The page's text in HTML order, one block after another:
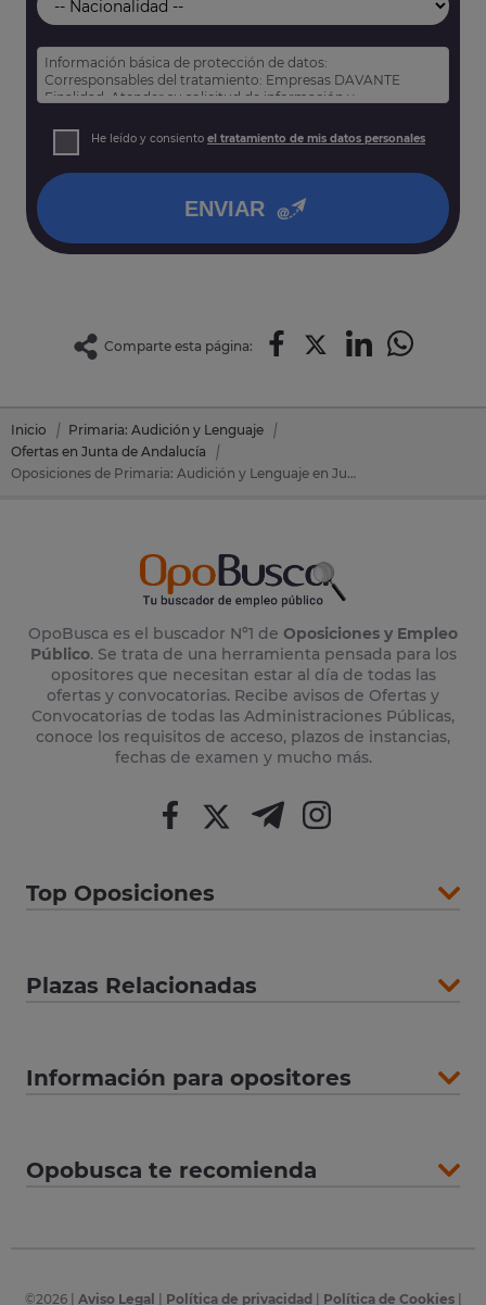
Información básica de protección de datos:
Corresponsables del tratamiento: Empresas DAVANTE
Finalidad: Atender su solicitud de información y
Derechos: Puede acceder, rectificar y suprimir sus datos,
así como otros derechos tal y como se explica en nuestra
He leído y consiento el tratamiento de mis datos personales
ENVIAR
Comparte esta página:
Inicio
Primaria: Audición y Lenguaje
Ofertas en Junta de Andalucía
Oposiciones de Primaria: Audición y Lenguaje en Junta de Andalucía
OpoBusca es el buscador Nº1 de Oposiciones y Empleo
Público. Se trata de una herramienta pensada para los
opositores que necesitan estar al día de todas las
ofertas y convocatorias. Recibe avisos de Ofertas y
Convocatorias de todas las Administraciones Públicas,
conoce los requisitos de acceso, plazos de instancias,
fechas de examen y mucho más.
Top Oposiciones
Plazas Relacionadas
Información para opositores
Opobusca te recomienda
©2026| Aviso Legal Política de privacidad Política de Cookies|